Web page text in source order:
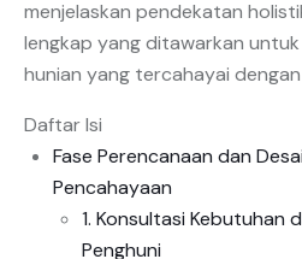
menjelaskan pendekatan
lengkap yang ditawarkan
hunian yang tercahayai
Daftar Isi
Fase Perencanaan dan
Pencahayaan
1. Konsultasi Kebutuhan
Penghuni